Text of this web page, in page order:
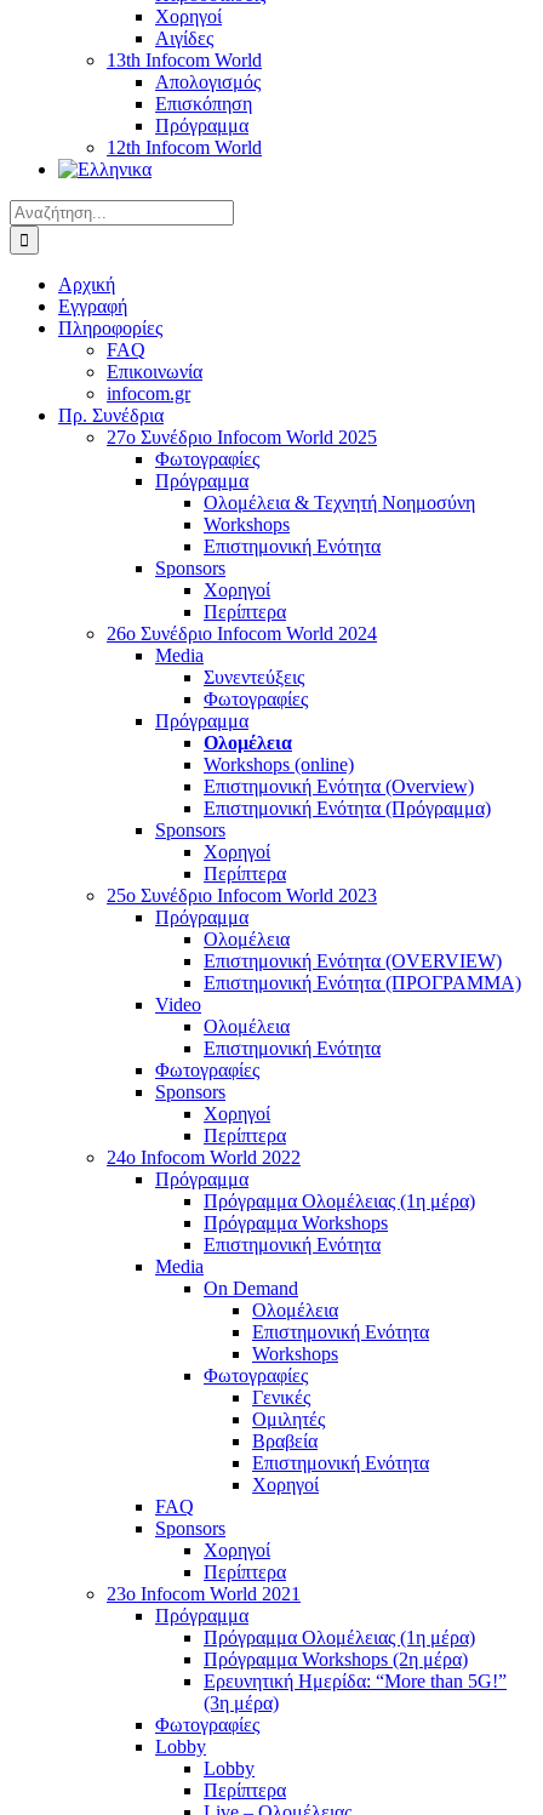
Χορηγοί
Αιγίδες
13th Infocom World
Απολογισμός
Επισκόπηση
Πρόγραμμα
12th Infocom World
Αναζήτηση
για:
Αρχική
Εγγραφή
Πληροφορίες
FAQ
Επικοινωνία
infocom.gr
Πρ. Συνέδρια
27o Συνέδριο Infocom World 2025
Φωτογραφίες
Πρόγραμμα
Ολομέλεια & Τεχνητή Νοημοσύνη
Workshops
Επιστημονική Ενότητα
Sponsors
Χορηγοί
Περίπτερα
26o Συνέδριο Infocom World 2024
Media
Συνεντεύξεις
Φωτογραφίες
Πρόγραμμα
Ολομέλεια
Workshops (online)
Επιστημονική Ενότητα (Overview)
Επιστημονική Ενότητα (Πρόγραμμα)
Sponsors
Χορηγοί
Περίπτερα
25o Συνέδριο Infocom World 2023
Πρόγραμμα
Ολομέλεια
Επιστημονική Ενότητα (OVERVIEW)
Επιστημονική Ενότητα (ΠΡΟΓΡΑΜΜΑ)
Video
Ολομέλεια
Επιστημονική Ενότητα
Φωτογραφίες
Sponsors
Χορηγοί
Περίπτερα
24o Infocom World 2022
Πρόγραμμα
Πρόγραμμα Ολομέλειας (1η μέρα)
Πρόγραμμα Workshops
Επιστημονική Ενότητα
Media
On Demand
Ολομέλεια
Επιστημονική Ενότητα
Workshops
Φωτογραφίες
Γενικές
Ομιλητές
Βραβεία
Επιστημονική Ενότητα
Χορηγοί
FAQ
Sponsors
Χορηγοί
Περίπτερα
23o Infocom World 2021
Πρόγραμμα
Πρόγραμμα Ολομέλειας (1η μέρα)
Πρόγραμμα Workshops (2η μέρα)
Ερευνητική Ημερίδα: “More than 5G!”
(3η μέρα)
Φωτογραφίες
Lobby
Lobby
Περίπτερα